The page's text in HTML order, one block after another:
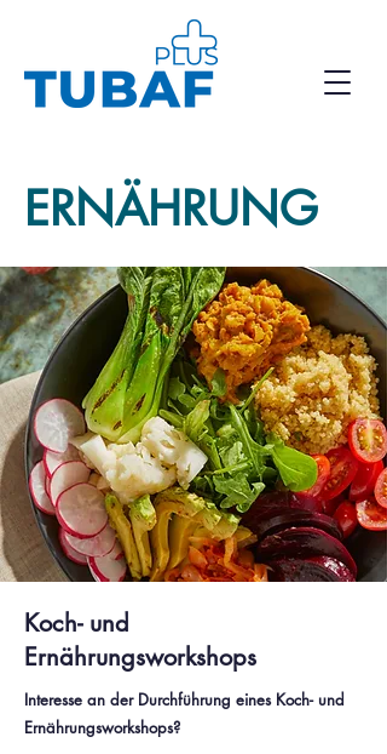
ERNÄHRUNG
Koch- und
Ernährungsworkshops
Interesse an der Durchführung eines Koch- und
Ernährungsworkshops?